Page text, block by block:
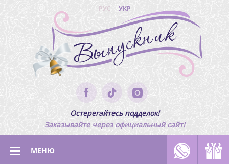
РУС УКР
Остерегайтесь подделок!
Заказывайте через официальный сайт!
МЕНЮ